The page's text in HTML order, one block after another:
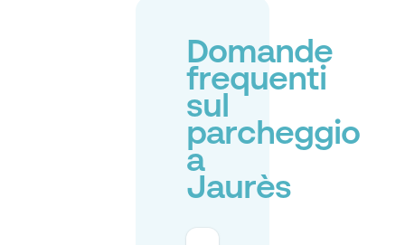
Domande
frequenti
sul
parcheggio
a
Jaurès